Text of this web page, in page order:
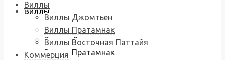
Виллы
Виллы Джомтьен
Виллы Пратамнак
Виллы
Виллы Джомтьен
Виллы Пратамнак
Виллы Восточная Паттайя
Коммерция